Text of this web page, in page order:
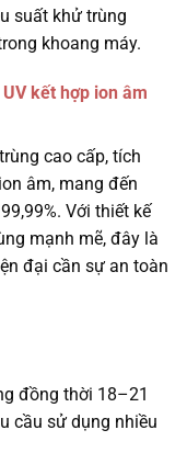
suất khử trùng
khoang máy.
kết hợp ion âm
cao cấp, tích
âm, mang đến
Với thiết kế
mạnh mẽ, đây là
đại cần sự an toàn
đồng thời 18–21
cầu sử dụng nhiều